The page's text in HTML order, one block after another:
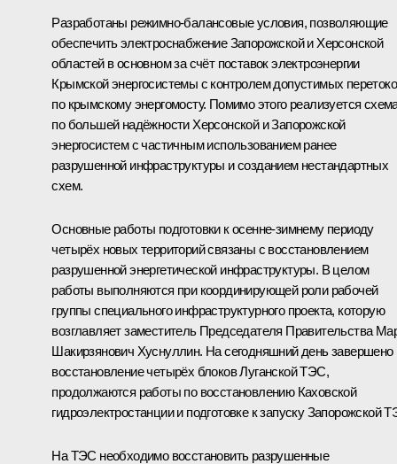
Разработаны режимно-балансовые условия, позволяющие
обеспечить электроснабжение Запорожской и Херсонской
областей в основном за счёт поставок электроэнергии
Крымской энергосистемы с контролем допустимых
по крымскому энергомосту. Помимо этого реализуется
по большей надёжности Херсонской и Запорожской
энергосистем с частичным использованием ранее
разрушенной инфраструктуры и созданием нестандартных
схем.
Основные работы подготовки к осенне-зимнему периоду
четырёх новых территорий связаны с восстановлением
разрушенной энергетической инфраструктуры. В целом
работы выполняются при координирующей роли рабочей
группы специального инфраструктурного проекта, которую
возглавляет заместитель Председателя Правительства
Шакирзянович Хуснуллин. На сегодняшний день завершено
восстановление четырёх блоков Луганской ТЭС,
продолжаются работы по восстановлению Каховской
гидроэлектростанции и подготовке к запуску Запорожской
На ТЭС необходимо восстановить разрушенные